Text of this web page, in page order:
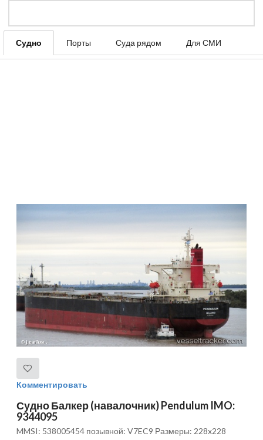
Судно Порты Суда рядом Для СМИ
Комментировать
Судно Балкер (навалочник) Pendulum IMO:
9344095
MMSI: 538005454 позывной: V7EC9 Размеры: 228x228